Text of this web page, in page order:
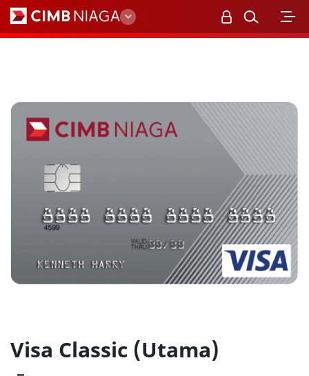
Personal
Visa Classic (Utama)